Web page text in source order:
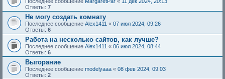
Ответы: 7
Не могу создать комнату
Последнее сообщение Alex1411 « 07 июл 2024, 09:26
Ответы: 6
Работа на несколько сайтов, как лучше?
Последнее сообщение Alex1411 « 06 июл 2024, 08:44
Ответы: 6
Выгорание
Последнее сообщение modelyaaa « 08 фев 2024, 09:03
Ответы: 2